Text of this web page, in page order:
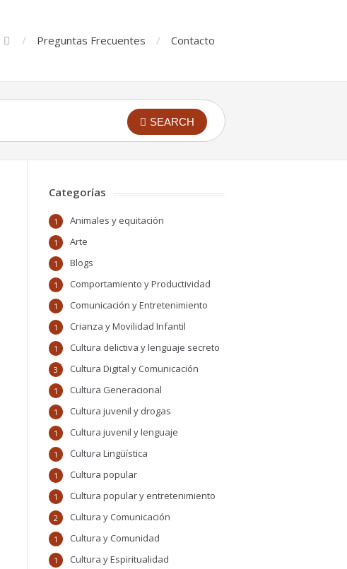
Preguntas Frecuentes Contacto
SEARCH
Categorías
Animales y equitación
1
Arte
1
Blogs
1
Comportamiento y Productividad
1
Comunicación y Entretenimiento
1
Crianza y Movilidad Infantil
1
Cultura delictiva y lenguaje secreto
1
Cultura Digital y Comunicación
3
Cultura Generacional
1
Cultura juvenil y drogas
1
Cultura juvenil y lenguaje
1
Cultura Lingüística
1
Cultura popular
1
Cultura popular y entretenimiento
1
Cultura y Comunicación
2
Cultura y Comunidad
1
Cultura y Espiritualidad
1